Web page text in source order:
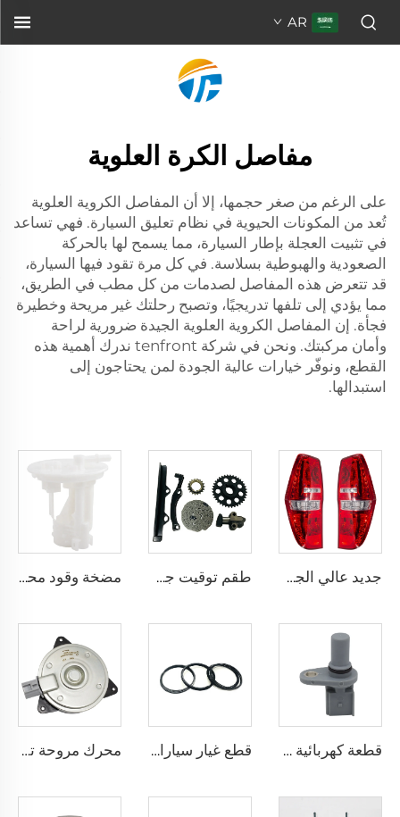
AR
مفاصل الكرة العلوية
على الرغم من صغر حجمها، إلا أن المفاصل الكروية العلوية
تُعد من المكونات الحيوية في نظام تعليق السيارة. فهي تساعد
في تثبيت العجلة بإطار السيارة، مما يسمح لها بالحركة
الصعودية والهبوطية بسلاسة. في كل مرة تقود فيها السيارة،
قد تتعرض هذه المفاصل لصدمات من كل مطب في الطريق،
مما يؤدي إلى تلفها تدريجيًا، وتصبح رحلتك غير مريحة وخطيرة
فجأة. إن المفاصل الكروية العلوية الجيدة ضرورية لراحة
وأمان مركبتك. ونحن في شركة tenfront ندرك أهمية هذه
القطع، ونوفّر خيارات عالية الجودة لمن يحتاجون إلى
استبدالها.
جديد عالي الجودة 92401-4H000 92402-4H000 أضواء خلفية آلية 24 فولت لمبة خلفية لهيونداي H-1 H100 طقم توقيت جديد 13506-22030 1ZZ وأجزاء محرك أخرى لسيارات تويوتا 1.6 و1.8 مضخة وقود محرك K3-VE 23210-87403 قطعة محددة لسيارات دايهاتسو ولكزس تويوتا 1.3
قطعة كهربائية للسيارة عالية الجودة 6C11-12K073-AA مستشعر موقع عمود المرفق لسيارات فورد MONDEO وTRANSIT بمحرك 2.0 لتر قطع غيار سيارات بالجملة، مجموعة حلقات مكبس المحرك 1GR رقم 13011-31100 و13013-31100، لسيارات تويوتا 4 RUNNER وFJ CRUISER وTUNDRA بمحرك 4.0 محرك مروحة تبريد المحرك بالجملة 16363-28150، مروحة المبرد الأصلية 12 فولت لأنظمة LEXUS UX300E RZ450e / TOYOTA COROLLA Prius SIENTA Vizi